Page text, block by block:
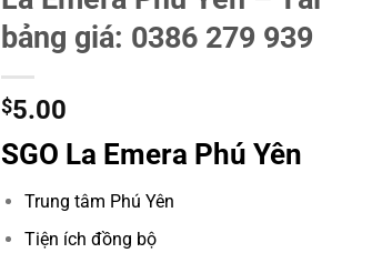
bảng giá: 0386 279 939
$5.00
SGO La Emera Phú Yên
Trung tâm Phú Yên
Tiện ích đồng bộ